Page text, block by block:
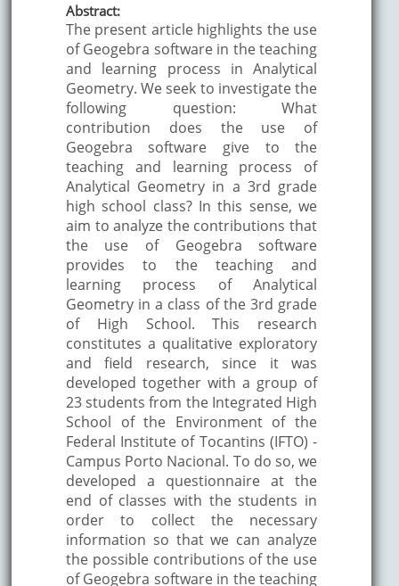
Abstract:
The present article highlights the use
of Geogebra software in the teaching
and learning process in Analytical
Geometry. We seek to investigate the
following question: What
contribution does the use of
Geogebra software give to the
teaching and learning process of
Analytical Geometry in a 3rd grade
high school class? In this sense, we
aim to analyze the contributions that
the use of Geogebra software
provides to the teaching and
learning process of Analytical
Geometry in a class of the 3rd grade
of High School. This research
constitutes a qualitative exploratory
and field research, since it was
developed together with a group of
23 students from the Integrated High
School of the Environment of the
Federal Institute of Tocantins (IFTO) -
Campus Porto Nacional. To do so, we
developed a questionnaire at the
end of classes with the students in
order to collect the necessary
information so that we can analyze
the possible contributions of the use
of Geogebra software in the teaching